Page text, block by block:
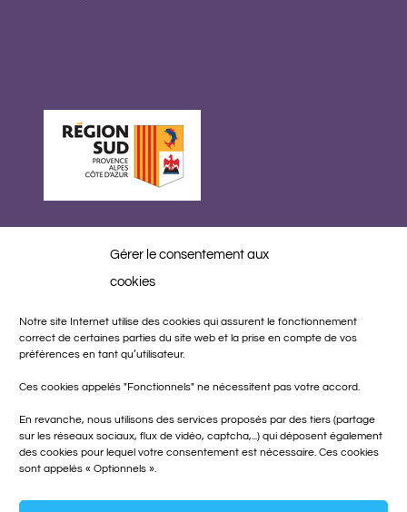
Gérer le consentement aux
cookies
Notre site Internet utilise des cookies qui assurent le fonctionnement
correct de certaines parties du site web et la prise en compte de vos
préférences en tant qu’utilisateur.
Ces cookies appelés "Fonctionnels" ne nécessitent pas votre accord.
En revanche, nous utilisons des services proposés par des tiers (partage
sur les réseaux sociaux, flux de vidéo, captcha,...) qui déposent également
des cookies pour lequel votre consentement est nécessaire. Ces cookies
sont appelés « Optionnels ».